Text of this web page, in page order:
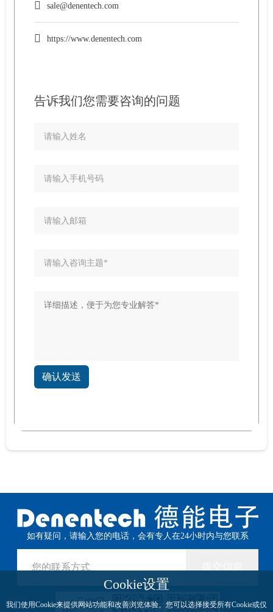
Cookie设置
我们使用Cookie来提供网站功能和改善浏览体验。您可以选择接受所有Cookie或仅
告诉我们您需要咨询的问题
确认发送
sale@denentech.com
https://www.denentech.com
如有疑问，请输入您的电话，会有专人在24小时内与您联系